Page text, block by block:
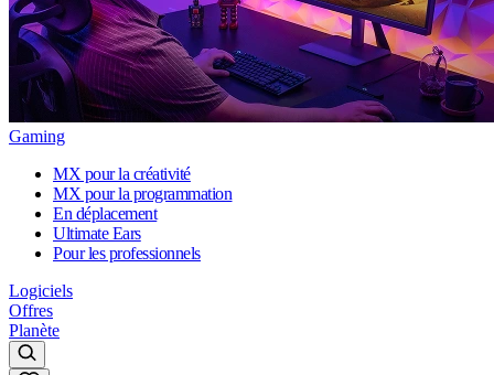
Gaming
MX pour la créativité
MX pour la programmation
En déplacement
Ultimate Ears
Pour les professionnels
Logiciels
Offres
Planète